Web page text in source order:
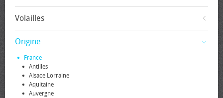
Volailles
Origine
France
Antilles
Alsace Lorraine
Aquitaine
Auvergne